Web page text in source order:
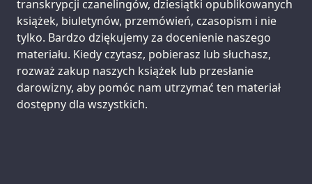
transkrypcji czanelingów, dziesiątki opublikowanych
książek, biuletynów, przemówień, czasopism i nie
tylko. Bardzo dziękujemy za docenienie naszego
materiału. Kiedy czytasz, pobierasz lub słuchasz,
rozważ zakup naszych książek lub przesłanie
darowizny, aby pomóc nam utrzymać ten materiał
dostępny dla wszystkich.